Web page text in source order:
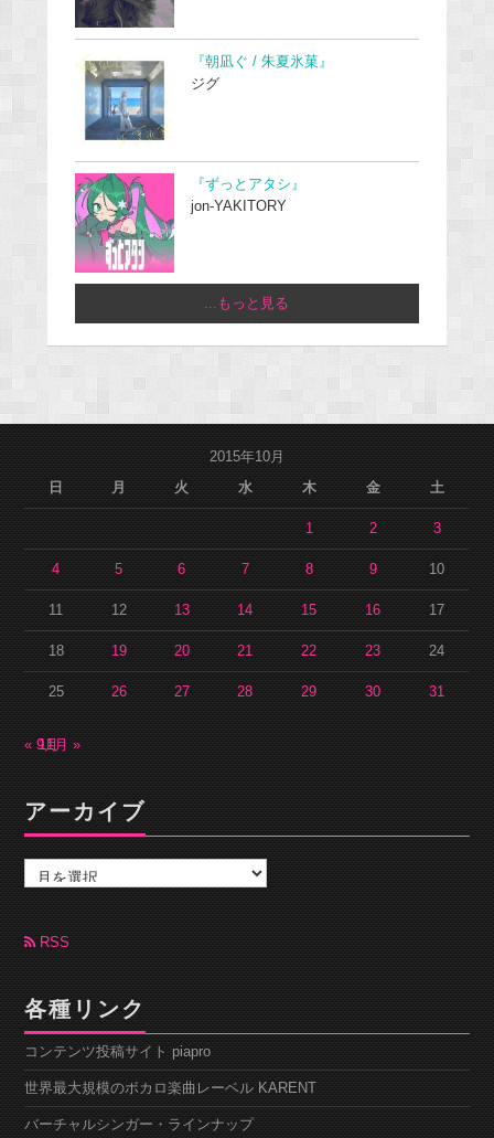
『朝凪ぐ / 朱夏氷菓』
ジグ
『ずっとアタシ』
jon-YAKITORY
...もっと見る
2015年10月
日
月 火 水 木 金 土
1 2 3
4 5 6 7 8 9 10
11 12 13 14 15 16 17
18 19 20 21 22 23 24
25 26 27 28 29 30 31
« 9月
11月 »
アーカイブ
カ
ブ RSS
各種リンク
コンテンツ投稿サイト piapro
世界最大規模のボカロ楽曲レーベル KARENT
バーチャルシンガー・ラインナップ